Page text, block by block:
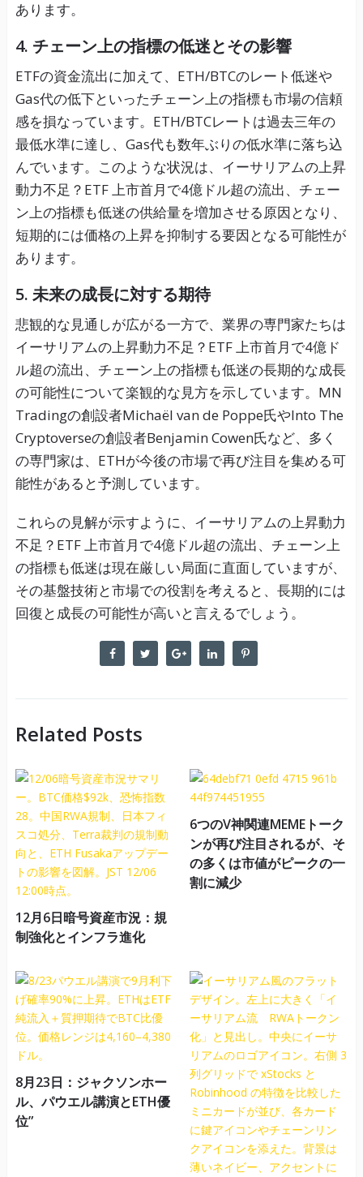
あります。
4. チェーン上の指標の低迷とその影響
ETFの資金流出に加えて、ETH/BTCのレート低迷や
Gas代の低下といったチェーン上の指標も市場の信頼
感を損なっています。ETH/BTCレートは過去三年の
最低水準に達し、Gas代も数年ぶりの低水準に落ち込
んでいます。このような状況は、イーサリアムの上昇
動力不足？ETF 上市首月で4億ドル超の流出、チェー
ン上の指標も低迷の供給量を増加させる原因となり、
短期的には価格の上昇を抑制する要因となる可能性が
あります。
5. 未来の成長に対する期待
悲観的な見通しが広がる一方で、業界の専門家たちは
イーサリアムの上昇動力不足？ETF 上市首月で4億ド
ル超の流出、チェーン上の指標も低迷の長期的な成長
の可能性について楽観的な見方を示しています。MN
Tradingの創設者Michaël van de Poppe氏やInto The
Cryptoverseの創設者Benjamin Cowen氏など、多く
の専門家は、ETHが今後の市場で再び注目を集める可
能性があると予測しています。
これらの見解が示すように、イーサリアムの上昇動力
不足？ETF 上市首月で4億ドル超の流出、チェーン上
の指標も低迷は現在厳しい局面に直面していますが、
その基盤技術と市場での役割を考えると、長期的には
回復と成長の可能性が高いと言えるでしょう。
Related Posts
12月6日暗号資産市況：規
制強化とインフラ進化
6つのV神関連MEMEトーク
ンが再び注目されるが、そ
の多くは市値がピークの一
割に減少
8月23日：ジャクソンホー
ル、パウエル講演とETH優
位”